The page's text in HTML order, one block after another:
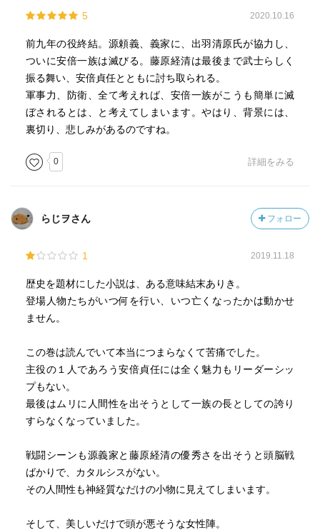
5 2020.10.16
前九年の役終結。源頼義、義家に、出羽清原氏が協力し、
ついに安倍一族は滅びる。藤原経清は最後まで武士らしく
振る舞い、安倍貞任とともに討ち取られる。
軍事力、防衛、全て考えれば、安倍一族がこうも簡単に滅
ぼされるとは、と考えてしまいます。やはり、背景には、
裏切り、悲しみがあるのですね。
0 詳細をみる
らじヲさん フォロー
1 2019.11.18
歴史を題材にした小説は、ある意味結末ありき。
登場人物たちがいつ何を行い、いつ亡くなったかは動かせ
ません。
この巻は読んでいて本当につまらなくて苦痛でした。
主役の１人であろう安倍貞任には全く魅力もリーダーシッ
プもない。
最後はムリに人間性を出そうとして一族の長としての誇り
すらなくなっていました。
戦闘シーンも源義家と藤原経清の優秀さを出そうと頭脳戦
ばかりで、カタルシスがない。
その人間性も神経質なだけの小物に見えてしまいます。
そして、美しいだけで頭が悪そうな女性陣。